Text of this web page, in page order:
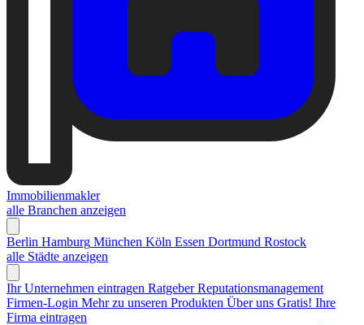
Immobilienmakler
alle Branchen anzeigen
Berlin Hamburg München Köln Essen Dortmund Rostock
alle Städte anzeigen
Ihr Unternehmen eintragen Ratgeber Reputationsmanagement
Firmen-Login Mehr zu unseren Produkten Über uns Gratis! Ihre
Firma eintragen